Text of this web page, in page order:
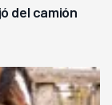
del camión